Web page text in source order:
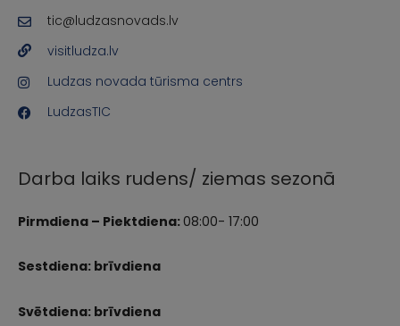
tic@ludzasnovads.lv
visitludza.lv
Ludzas novada tūrisma centrs
LudzasTIC
Darba laiks rudens/ ziemas sezonā
Pirmdiena – Piektdiena:08:00- 17:00
Sestdiena: brīvdiena
Svētdiena: brīvdiena